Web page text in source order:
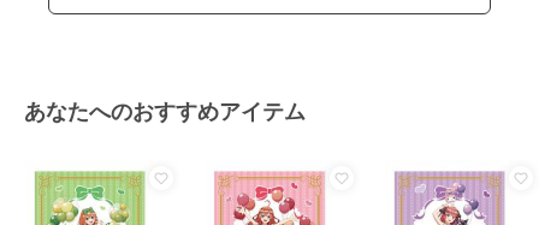
あなたへのおすすめアイテム